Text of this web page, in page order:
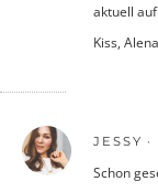
aktuell
Kiss,
JESSY
Schon